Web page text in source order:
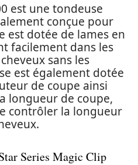
est une tondeuse
conçue pour
est dotée de lames en
facilement dans les
sans les
est également dotée
de coupe ainsi
longueur de coupe,
contrôler la longueur
Series Magic Clip